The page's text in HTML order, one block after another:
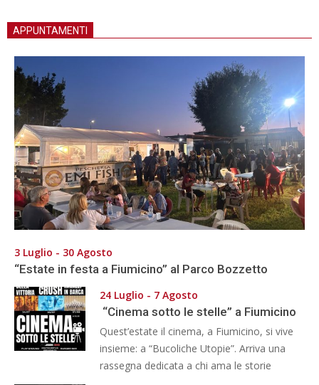
APPUNTAMENTI
3 Luglio - 30 Agosto
“Estate in festa a Fiumicino” al Parco Bozzetto
24 Luglio - 7 Agosto
“Cinema sotto le stelle” a Fiumicino
Quest’estate il cinema, a Fiumicino, si vive
insieme: a “Bucoliche Utopie”. Arriva una
rassegna dedicata a chi ama le storie